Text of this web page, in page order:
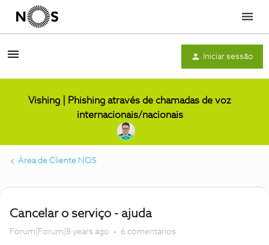
Menu
Iniciar sessão
Vishing | Phishing através de chamadas de voz
internacionais/nacionais
Área de Cliente NOS
Cancelar o serviço - ajuda
Forum|Forum|8 years ago 6 comentários